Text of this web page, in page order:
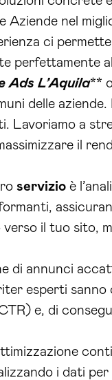
Aziende nel
ci
perfettamente
Ads L’Aquila**
delle
Lavoriamo a
il
servizio è
il tuo sito,
di annunci
esperti
e, di
i dati